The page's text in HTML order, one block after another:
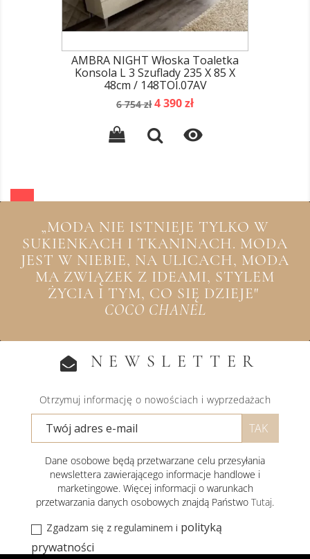
AMBRA NIGHT Włoska Toaletka
Konsola L 3 Szuflady 235 X 85 X
48cm / 148TOI.07AV
Cena
6 754 zł Cena
4 390 zł

„MODA NIE ISTNIEJE TYLKO W
SUKIENKACH I TKANINACH. MODA
JEST W NIEBIE, NA ULICACH, MODA
MA ZWIĄZEK Z IDEAMI, STYLEM
ŻYCIA I TYM, CO SIĘ DZIEJE"
COCO CHANEL
NEWSLETTER
Otrzymuj informację o nowościach i wyprzedażach
Dane osobowe będą przetwarzane celu przesyłania
newslettera zawierającego informacje handlowe i
marketingowe. Więcej informacji o warunkach
przetwarzania danych osobowych znajdą Państwo Tutaj.
Zgadzam się z regulaminem i polityką
prywatności